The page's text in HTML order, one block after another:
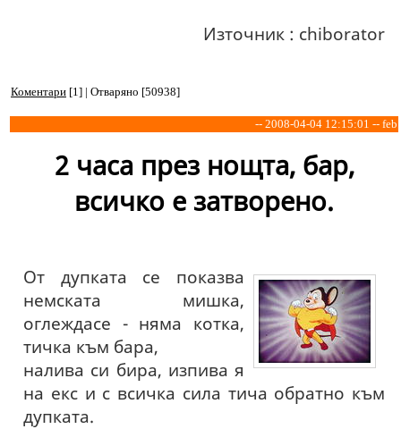
Източник : chiborator
Коментари [1] | Отваряно [50938]
-- 2008-04-04 12:15:01 -- feb
2 часа през нощта, бар,
всичко е затворено.
От дупката се показва
немската мишка,
оглеждасе - няма котка,
тичка към бара,
налива си бира, изпива я
на екс и с всичка сила тича обратно към
дупката.